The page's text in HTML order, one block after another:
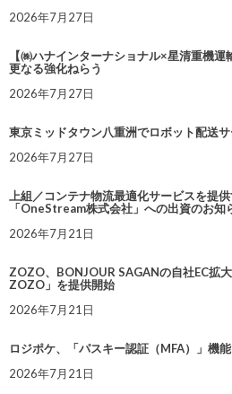
2026年7月27日
【㈱ハナインターナショナル×星清重機
更なる強化ねらう
2026年7月27日
東京ミッドタウン八重洲でロボット配送
2026年7月27日
上組／コンテナ物流最適化サービスを提
「OneStream株式会社」への出資のお知
2026年7月21日
ZOZO、BONJOUR SAGANの自社EC拡
ZOZO」を提供開始
2026年7月21日
ロジポケ、「パスキー認証（MFA）」機
2026年7月21日